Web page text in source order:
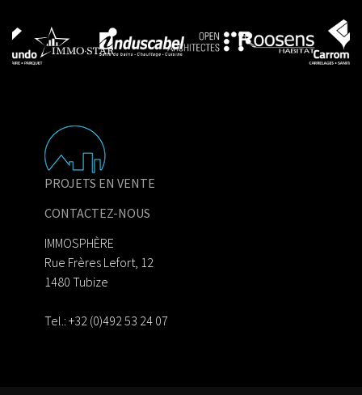
PROJETS EN VENTE
CONTACTEZ-NOUS
IMMOSPHÈRE
Rue Frères Lefort, 12
1480 Tubize
Tel.: +32 (0)492 53 24 07